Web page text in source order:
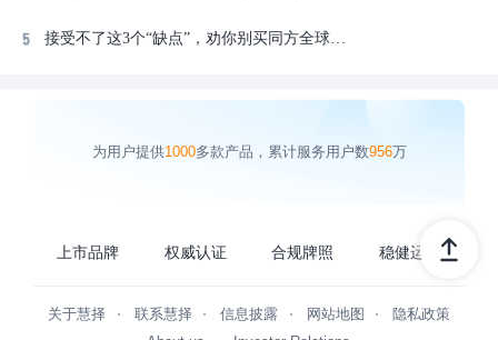
接受不了这3个“缺点”，劝你别买同方全球「臻享年年2026」互联网养老年金保险。
为用户提供1000多款产品，累计服务用户数956万
上市品牌 权威认证 合规牌照 稳健运营
关于慧择 联系慧择 信息披露 网站地图
隐私政策